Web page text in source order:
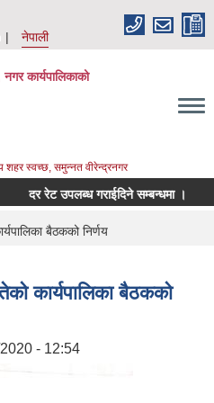
नेपाली
कार्यपालिकाको
शहर स्वच्छ, समुन्नत वीरेन्द्रनगर
दर रेट उपलब्ध गराईदिने सम्बन्धमा ।
बैठकको निर्णय
कार्यपालिका बैठकको
- 12:54